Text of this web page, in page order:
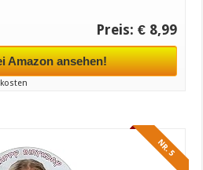
Preis: € 8,99
Amazon ansehen!
NR. 5